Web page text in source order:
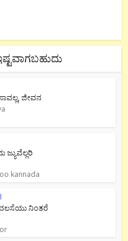
ಜೀವನ
ಜ್ಯುವೆಲ್ಲರಿ
kannada
ವಲಸೆಯು ನಿಂತರೆ